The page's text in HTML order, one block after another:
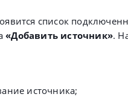
список
«Добавить источник».
источника;